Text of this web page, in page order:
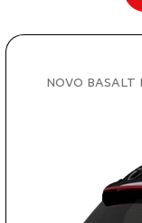
NOVO